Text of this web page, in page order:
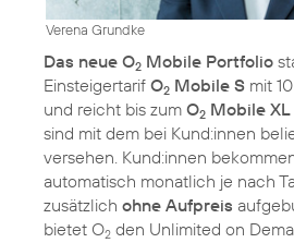
Verena Grundke
Das neue O2 Mobile Portfolio
Einsteigertarif O2 Mobile S mit
und reicht bis zum O2 Mobile XL
sind mit dem bei Kund:innen
versehen. Kund:innen
automatisch monatlich je nach
zusätzlich ohne Aufpreis
bietet O2 den Unlimited on